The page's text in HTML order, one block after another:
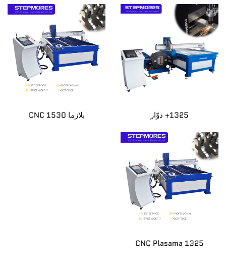
المنتجات
دليل
شراء
الأخبار
اتصل بنا
1325+ دوّار بلازما CNC 1530
CNC Plasama 1325